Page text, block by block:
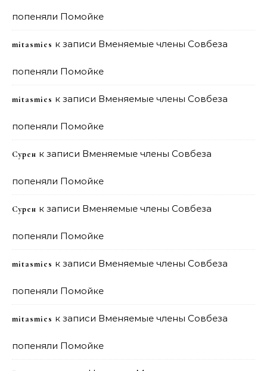
попеняли Помойке
mitasmies к записи Вменяемые члены Совбеза
попеняли Помойке
mitasmies к записи Вменяемые члены Совбеза
попеняли Помойке
Сурен к записи Вменяемые члены Совбеза
попеняли Помойке
Сурен к записи Вменяемые члены Совбеза
попеняли Помойке
mitasmies к записи Вменяемые члены Совбеза
попеняли Помойке
mitasmies к записи Вменяемые члены Совбеза
попеняли Помойке